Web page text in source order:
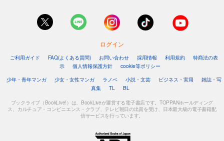
ログイン
ご利用ガイド FAQ(よくある質問) お問い合わせ 採用情報 利用規約
特商法の表
示
個人情報保護方針
cookie等ポリシー
少年・青年マンガ
少女・女性マンガ ラノベ 小説・文芸 ビジネス・実用
雑誌・写
真集
TL BL
ブックライブ（BookLive!）は、BookLiveが運営する電子書店です。TOPPANホールディング
ス、カルチュア・コンビニエンス・クラブ、テレビ朝日の出資を受け、日本最大級の電子書籍配
信サービスを行っています。